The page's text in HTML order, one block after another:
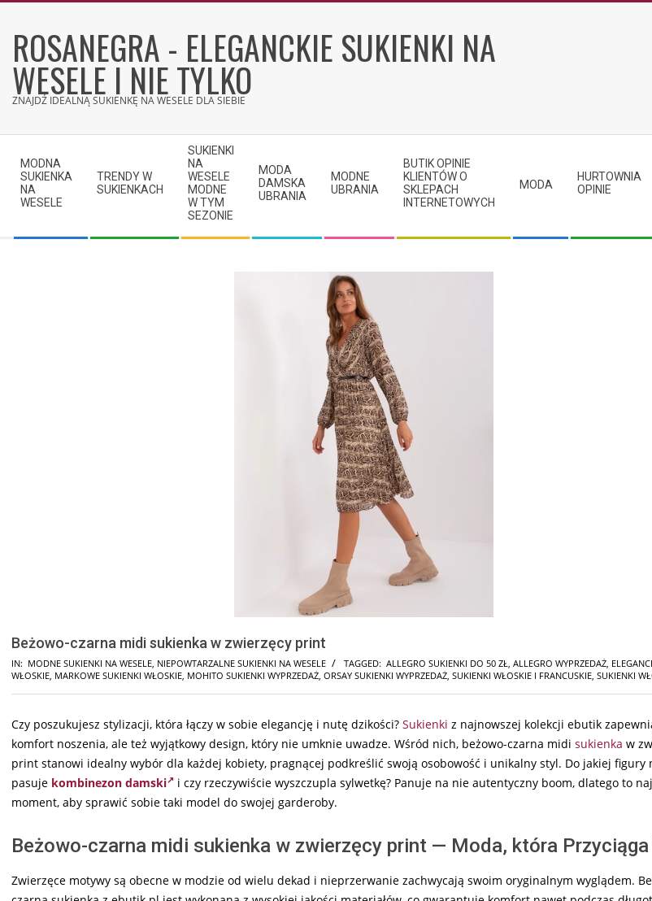
contentROSANEGRA - ELEGANCKIE SUKIENKI NA
WESELE I NIE TYLKO
ZNAJDŹ IDEALNĄ SUKIENKĘ NA WESELE DLA SIEBIE
Navigation
Menu
MODNA
SUKIENKA
NA
WESELE
TRENDY W
SUKIENKACH
SUKIENKI
NA
WESELE
MODNE
W TYM
SEZONIE
MODA
DAMSKA
UBRANIA
MODNE
UBRANIA
BUTIK OPINIE
KLIENTÓW O
SKLEPACH
INTERNETOWYCH
MODA
HURTOWNIA
OPINIE
Beżowo-czarna midi sukienka w zwierzęcy print
IN: MODNE SUKIENKI NA WESELE NIEPOWTARZALNE SUKIENKI NA WESELE TAGGED: ALLEGRO SUKIENKI DO 50 ZŁ ALLEGRO WYPRZEDAŻ
WŁOSKIE MARKOWE SUKIENKI WŁOSKIE MOHITO SUKIENKI WYPRZEDAŻ ORSAY SUKIENKI WYPRZEDAŻ SUKIENKI WŁOSKIE I FRANCUSKIE SUKIENKI
Czy poszukujesz stylizacji, która łączy w sobie elegancję i nutę dzikości? Sukienki z najnowszej kolekcji ebutik
komfort noszenia, ale też wyjątkowy design, który nie umknie uwadze. Wśród nich, beżowo-czarna midi sukienka w
print stanowi idealny wybór dla każdej kobiety, pragnącej podkreślić swoją osobowość i unikalny styl. Do jakiej figury
pasuje kombinezon damski
i czy rzeczywiście wyszczupla sylwetkę? Panuje na nie autentyczny boom, dlatego to
moment, aby sprawić sobie taki model do swojej garderoby.
Beżowo-czarna midi sukienka w zwierzęcy print — Moda, która
Zwierzęce motywy są obecne w modzie od wielu dekad i nieprzerwanie zachwycają swoim oryginalnym wyglądem.